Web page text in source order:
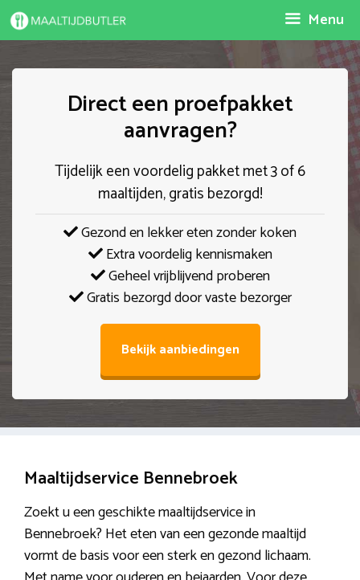
Spring
naar
Menu
Direct een proefpakket
aanvragen?
Tijdelijk een voordelig pakket met 3 of 6
maaltijden, gratis bezorgd!
Gezond en lekker eten zonder koken
Extra voordelig kennismaken
Geheel vrijblijvend proberen
Gratis bezorgd door vaste bezorger
Bekijk aanbiedingen
Maaltijdservice Bennebroek
Zoekt u een geschikte maaltijdservice in
Bennebroek? Het eten van een gezonde maaltijd
vormt de basis voor een sterk en gezond lichaam.